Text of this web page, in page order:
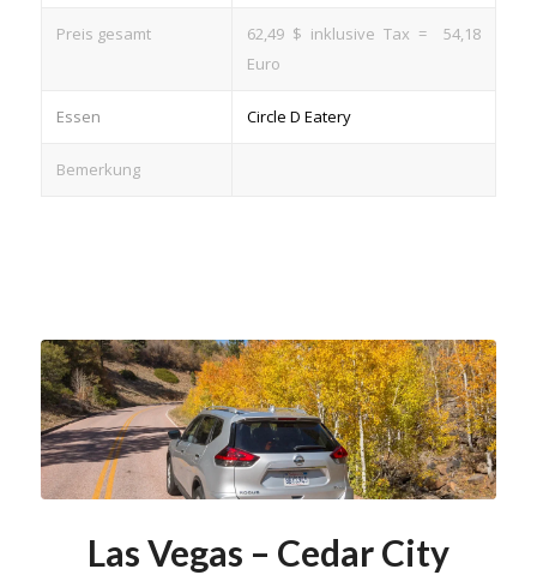
Preis gesamt
62,49 $ inklusive Tax = 54,18
Euro
Essen Circle D Eatery
Bemerkung
Las Vegas – Cedar City